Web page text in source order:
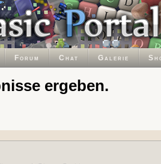
Forum Chat Galerie
ergeben.